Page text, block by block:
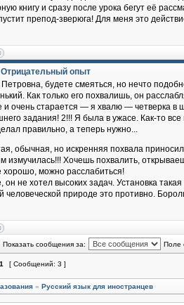
книгу и сразу после урока бегут её
препод-зверюга! Для меня это
Отрицательный опыт
Петровна, будете смеяться, но нечто
Как только его похвалишь, он
и очень старается — я хвалю — четверка
задания! 2!!! Я была в ужасе. Как-то
правильно, а теперь нужно...
обычная, но искренняя похвала
измучилась!!! Хочешь похвалить,
можно расслабиться!
он не хотел высоких задач. Установка
человеческой природе это противно.
Показать сообщения за: Поле
1 [ Сообщений: 3 ]
» Русский язык для иностранцев